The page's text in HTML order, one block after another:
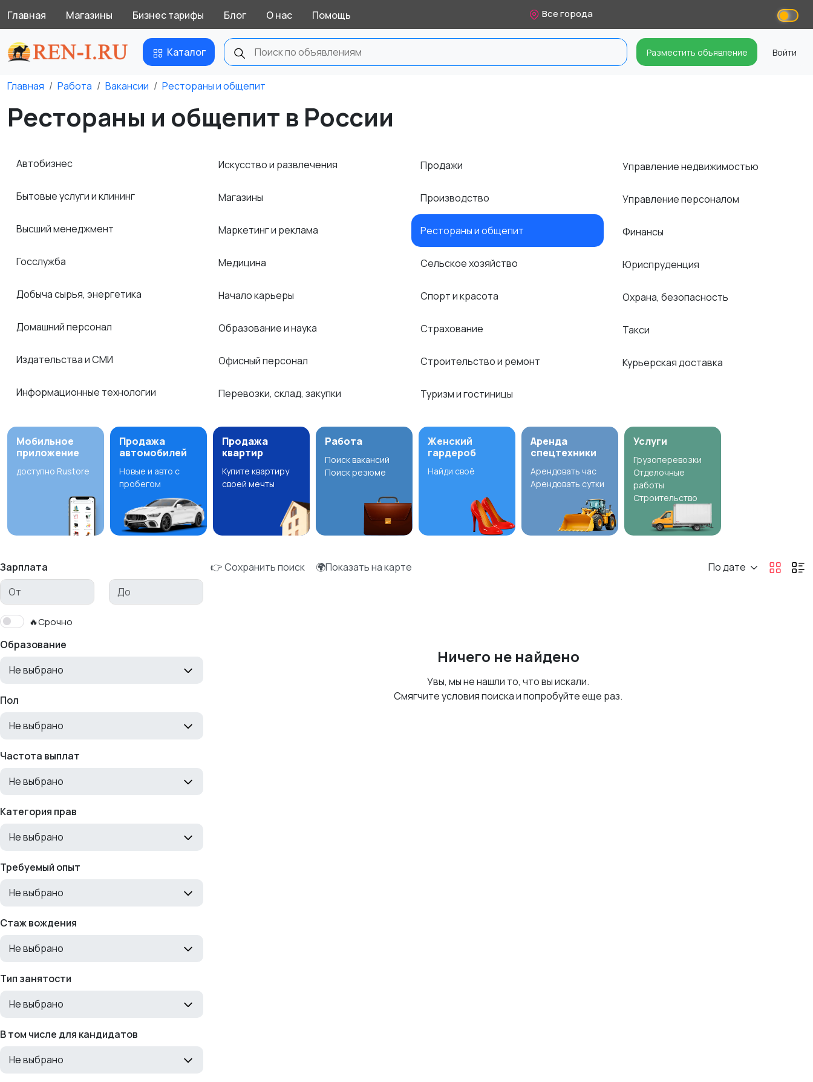
Главная Магазины Бизнес тарифы Блог О нас Помощь Все города
Каталог Разместить объявление Войти
Главная Работа Вакансии Рестораны и общепит
Рестораны и общепит в России
Автобизнес
Бытовые услуги и клининг
Высший менеджмент
Госслужба
Добыча сырья, энергетика
Домашний персонал
Издательства и СМИ
Информационные технологии
Искусство и развлечения
Магазины
Маркетинг и реклама
Медицина
Начало карьеры
Образование и наука
Офисный персонал
Перевозки, склад, закупки
Продажи
Производство
Рестораны и общепит
Сельское хозяйство
Спорт и красота
Страхование
Строительство и ремонт
Туризм и гостиницы
Управление недвижимостью
Управление персоналом
Финансы
Юриспруденция
Охрана, безопасность
Такси
Курьерская доставка
Мобильное
приложение
доступно Rustore
Продажа
автомобилей
Новые и авто с
пробегом
Продажа
квартир
Купите квартиру
своей мечты
Работа
Поиск вакансий
Поиск резюме
Женский
гардероб
Найди своё
Аренда
спецтехники
Арендовать час
Арендовать сутки
Услуги
Грузоперевозки
Отделочные
работы
Строительство
Зарплата
🔥Срочно
Образование
Не выбрано
Пол
Не выбрано
Частота выплат
Не выбрано
Категория прав
Не выбрано
Требуемый опыт
Не выбрано
Стаж вождения
Не выбрано
Тип занятости
Не выбрано
В том числе для кандидатов
Не выбрано
👉 Сохранить поиск 🌍Показать на карте По дате
Ничего не найдено
Увы, мы не нашли то, что вы искали.
Смягчите условия поиска и попробуйте еще раз.